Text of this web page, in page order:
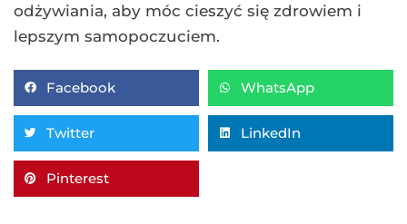
odżywiania, aby móc cieszyć się zdrowiem i
lepszym samopoczuciem.
Facebook WhatsApp
Twitter LinkedIn
Pinterest